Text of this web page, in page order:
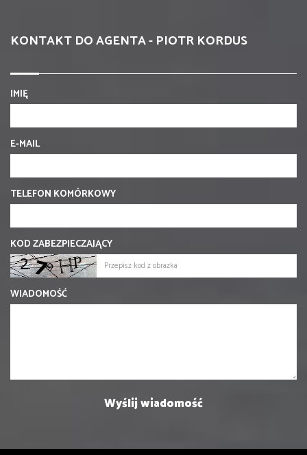
KONTAKT DO AGENTA - PIOTR KORDUS
IMIĘ
E-MAIL
TELEFON KOMÓRKOWY
KOD ZABEZPIECZAJĄCY
WIADOMOŚĆ